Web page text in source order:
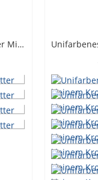
Pflegeleichtes Poloshirt mit glatter Micropima-Baumwolle